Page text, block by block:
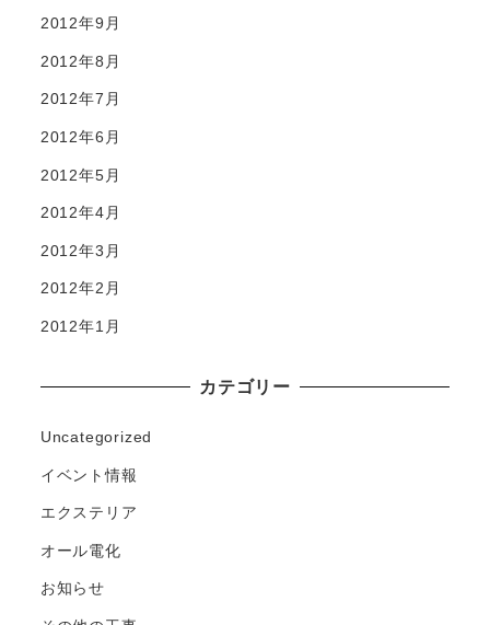
2012年9月
2012年8月
2012年7月
2012年6月
2012年5月
2012年4月
2012年3月
2012年2月
2012年1月
カテゴリー
Uncategorized
イベント情報
エクステリア
オール電化
お知らせ